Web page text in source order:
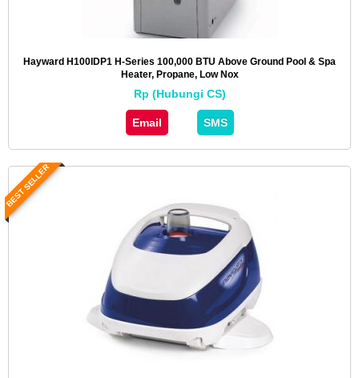
Hayward H100IDP1 H-Series 100,000 BTU Above Ground Pool & Spa
Heater, Propane, Low Nox
Rp (Hubungi CS)
Email SMS
BEST SELLER